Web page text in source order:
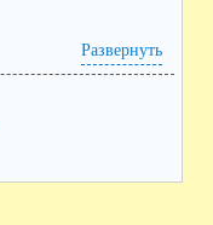
Развернуть